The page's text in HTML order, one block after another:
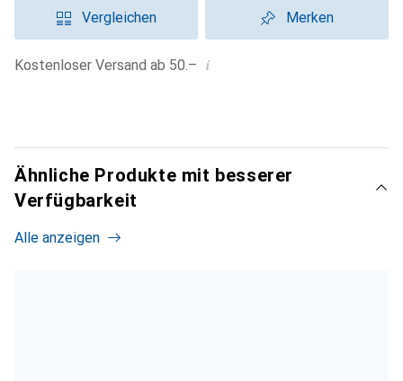
Vergleichen Merken
Kostenloser Versand ab 50.– i
Ähnliche Produkte mit besserer
Verfügbarkeit
Alle anzeigen